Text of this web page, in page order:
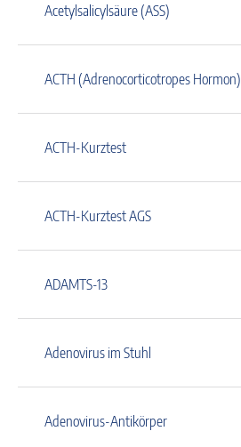
Acetylsalicylsäure (ASS)
ACTH (Adrenocorticotropes Hormon)
ACTH-Kurztest
ACTH-Kurztest AGS
ADAMTS-13
Adenovirus im Stuhl
Adenovirus-Antikörper